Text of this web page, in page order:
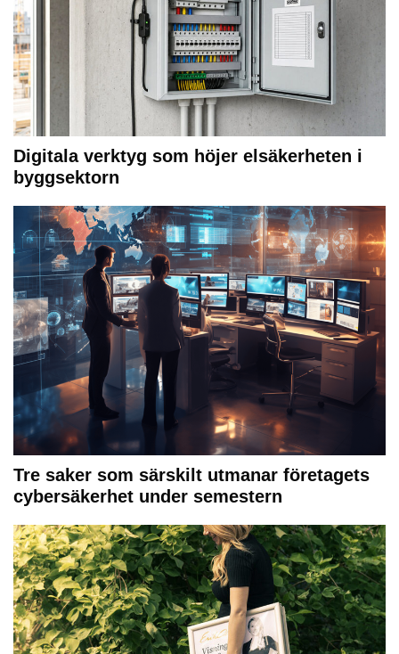
Digitala verktyg som höjer elsäkerheten i
byggsektorn
Tre saker som särskilt utmanar företagets
cybersäkerhet under semestern